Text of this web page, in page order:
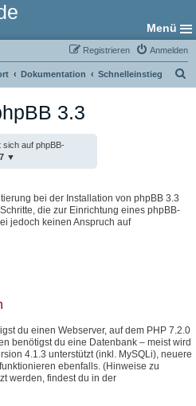
Menü
Anmelden
Registrieren
Dokumentation Schnelleinstieg
3.3
sich auf phpBB-
bei der Installation von phpBB 3.3
die zur Einrichtung eines phpBB-
jedoch keinen Anspruch auf
du einen Webserver, auf dem PHP 7.2.0
benötigst du eine Datenbank – meist wird
4.1.3 unterstützt (inkl. MySQLi), neuere
ebenfalls. (Hinweise zu
werden, findest du in der